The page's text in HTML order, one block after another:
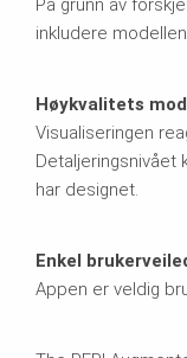
På grunn av
inkludere
Høykvalitets
Visualiseringen
Detaljeringsnivået
har designet.
Enkel
Appen er veldig